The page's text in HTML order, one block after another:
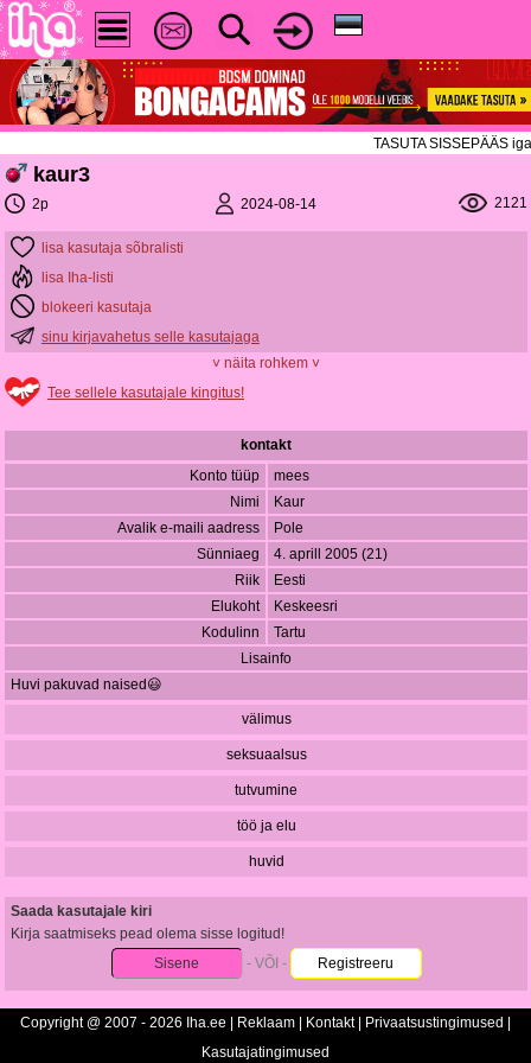
TASUTA SISSEPÄÄS
kaur3
2p 2024-08-14 2121
lisa kasutaja sõbralisti
lisa Iha-listi
blokeeri kasutaja
sinu kirjavahetus selle kasutajaga
˅ näita rohkem ˅
Tee sellele kasutajale kingitus!
kontakt
Konto tüüp
mees
Nimi
Kaur
Avalik e-maili aadress
Pole
Sünniaeg
4. aprill 2005 (21)
Riik
Eesti
Elukoht
Keskeesri
Kodulinn
Tartu
Lisainfo
Huvi pakuvad naised😃
välimus
seksuaalsus
tutvumine
töö ja elu
huvid
Saada kasutajale kiri
Kirja saatmiseks pead olema sisse logitud!
Sisene
- VÕI - Registreeru
Copyright @ 2007 - 2026 Iha.ee | Reklaam Kontakt| Privaatsustingimused
Kasutajatingimused